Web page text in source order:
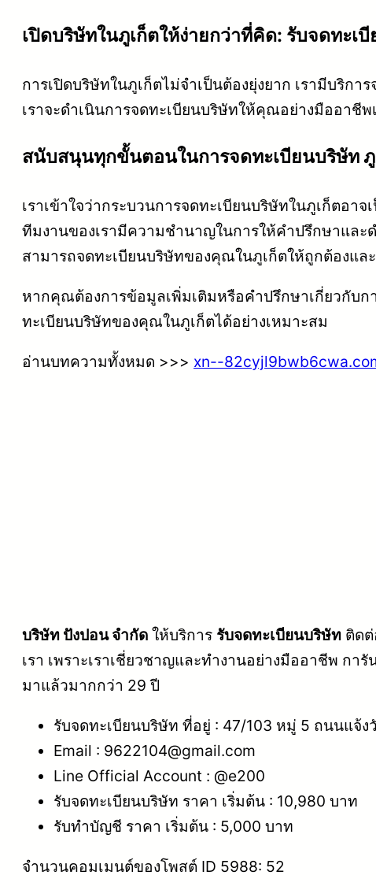
เปิดบริษัทในภูเก็ตให้ง่ายกว่าที่คิด: รับจดทะ
การเปิดบริษัทในภูเก็ตไม่จำเป็นต้องยุ่งยาก เรามีบริก
เราจะดำเนินการจดทะเบียนบริษัทให้คุณอย่างมืออาชี
สนับสนุนทุกขั้นตอนในการจดทะเบียนบริษัท
เราเข้าใจว่ากระบวนการจดทะเบียนบริษัทในภูเก็ตอ
ทีมงานของเรามีความชำนาญในการให้คำปรึกษาและ
สามารถจดทะเบียนบริษัทของคุณในภูเก็ตให้ถูกต้องและ
หากคุณต้องการข้อมูลเพิ่มเติมหรือคำปรึกษาเกี่ยวกับก
ทะเบียนบริษัทของคุณในภูเก็ตได้อย่างเหมาะสม
อ่านบทความทั้งหมด >>> xn--
บริษัท ปังปอน จำกัด ให้บริการ รับจดทะเบียนบริษัท ติด
เรา เพราะเราเชี่ยวชาญและทำงานอย่างมืออาชีพ
มาแล้วมากกว่า 29 ปี
รับจดทะเบียนบริษัท ที่อยู่ : 47/103 หมู่ 5 ถนนแจ้
Email : 9622104@gmail.com
Line Official Account : @e200
รับจดทะเบียนบริษัท ราคา เริ่มต้น : 10,980 บาท
รับทำบัญชี ราคา เริ่มต้น : 5,000 บาท
จำนวนคอมเมนต์ของโพสต์ ID 5988: 52